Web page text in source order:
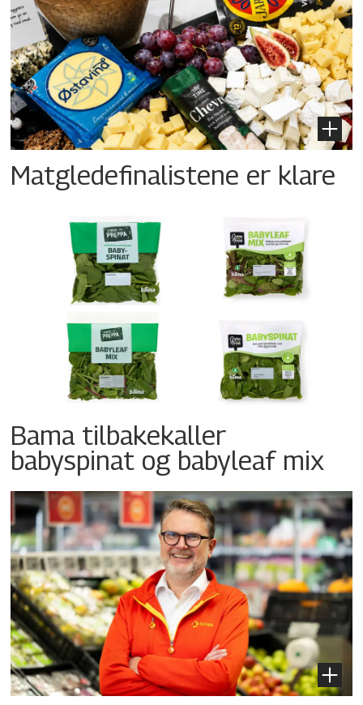
Matgledefinalistene er klare
Bama tilbakekaller
babyspinat og babyleaf mix